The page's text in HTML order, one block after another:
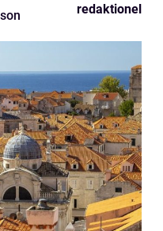
redaktionel